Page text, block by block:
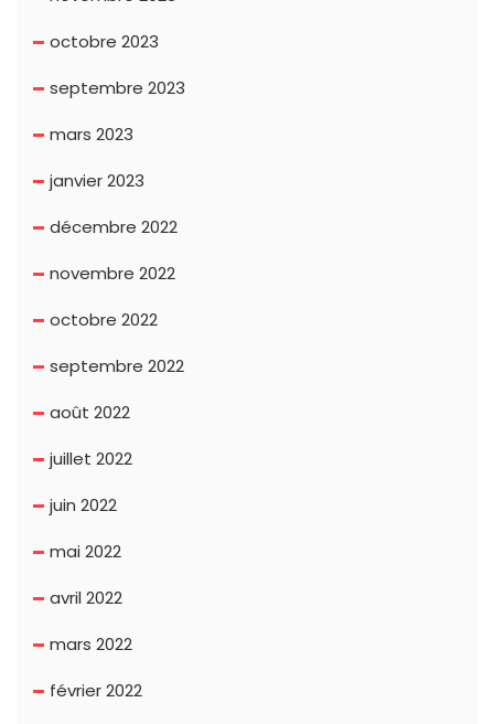
octobre 2023
septembre 2023
mars 2023
janvier 2023
décembre 2022
novembre 2022
octobre 2022
septembre 2022
août 2022
juillet 2022
juin 2022
mai 2022
avril 2022
mars 2022
février 2022